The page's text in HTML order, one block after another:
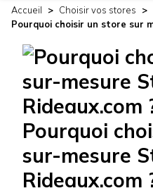
Accueil
Choisir vos stores
Pourquoi choisir un store sur
Pourquoi
sur-mesure
Rideaux.com